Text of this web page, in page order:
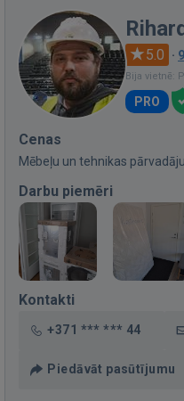
5.0 ·
Bija vietnē:
PRO
Cenas
Mēbeļu un tehnikas
Darbu piemēri
Kontakti
+371 *** *** 44
Piedāvāt pasūtījumu